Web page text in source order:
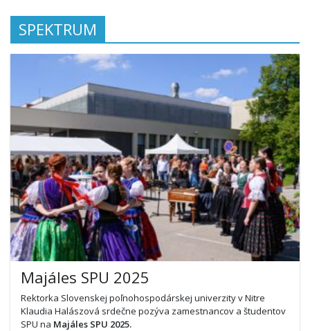
SPEKTRUM
Majáles SPU 2025
Rektorka Slovenskej poľnohospodárskej univerzity v Nitre
Klaudia Halászová srdečne pozýva zamestnancov a študentov
SPU na Majáles SPU 2025.